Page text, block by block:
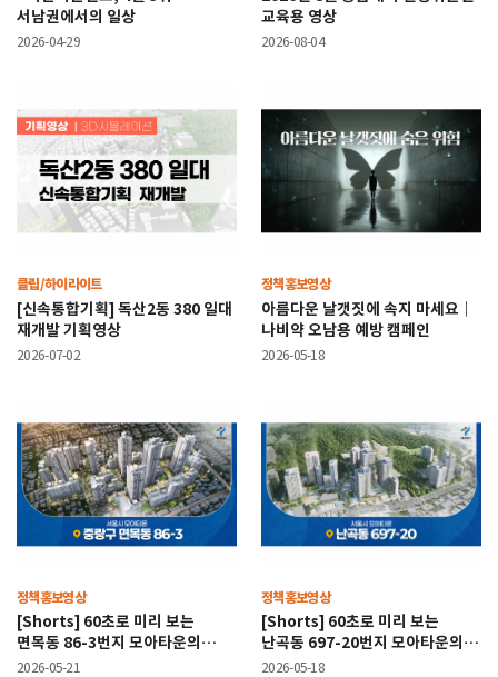
서남권에서의 일상
2026-04-29
교육용 영상
2026-08-04
클립/하이라이트
[신속통합기획] 독산2동 380 일대
재개발 기획영상
2026-07-02
정책홍보영상
아름다운 날갯짓에 속지 마세요｜
나비약 오남용 예방 캠페인
2026-05-18
정책홍보영상
[Shorts] 60초로 미리 보는
면목동 86-3번지 모아타운의
변신!
2026-05-21
정책홍보영상
[Shorts] 60초로 미리 보는
난곡동 697-20번지 모아타운의
변신!
2026-05-18